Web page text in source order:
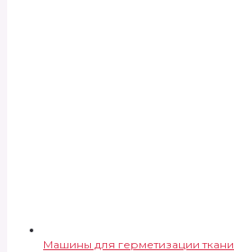
Машины для герметизации ткани